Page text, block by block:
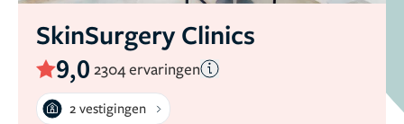
SkinSurgery Clinics
9,0 2304 ervaringen
2 vestigingen